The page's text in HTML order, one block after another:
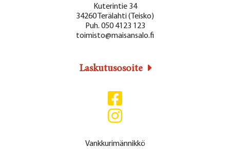
Kuterintie 34
34260 Terälahti (Teisko)
Puh. 050 4123 123
toimisto@maisansalo.fi
Laskutusosoite
Vankkurimännikkö